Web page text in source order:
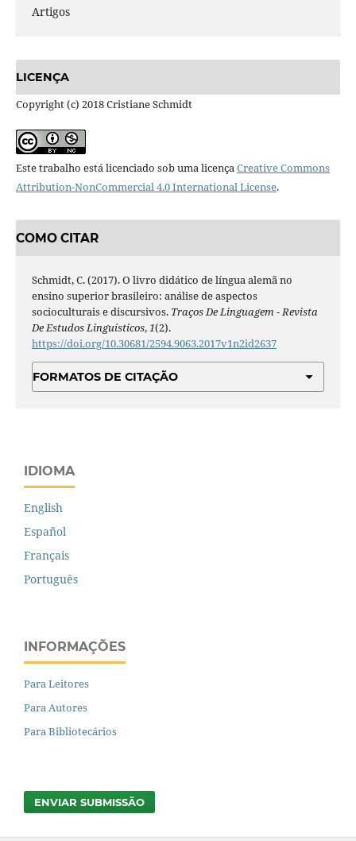
Artigos
LICENÇA
Copyright (c) 2018 Cristiane Schmidt
Este trabalho está licenciado sob uma licençaCreative Commons
Attribution-NonCommercial 4.0 International License.
COMO CITAR
Schmidt, C. (2017). O livro didático de língua alemã no
ensino superior brasileiro: análise de aspectos
socioculturais e discursivos. Traços De Linguagem - Revista
De Estudos Linguísticos,1(2).
https://doi.org/10.30681/2594.9063.2017v1n2id2637
FORMATOS DE CITAÇÃO
IDIOMA
English
Español
Français
Português
INFORMAÇÕES
Para Leitores
Para Autores
Para Bibliotecários
ENVIAR SUBMISSÃO